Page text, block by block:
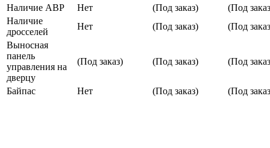
Наличие АВР
Нет (Под заказ)
(Под
Наличие
дросселей
Нет (Под заказ)
(Под
Выносная
панель
управления на
дверцу
(Под заказ) (Под заказ) (Под
Байпас Нет (Под заказ) (Под